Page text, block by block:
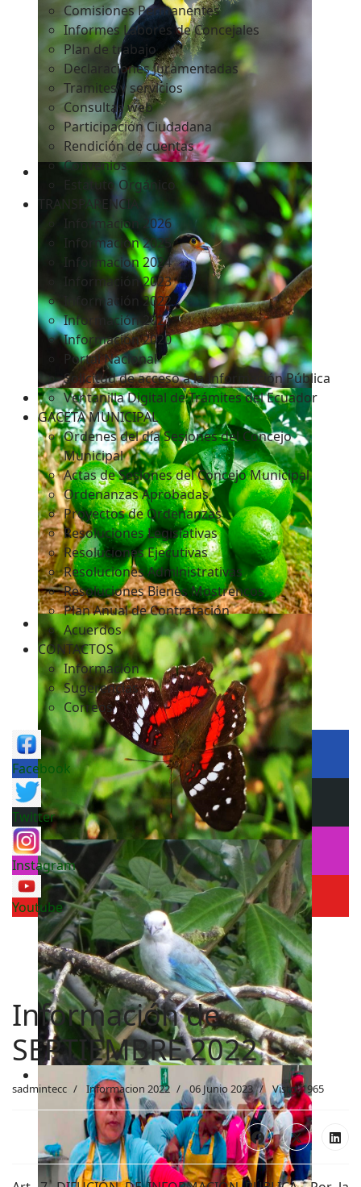
Comisiones Permanentes
Informes Labores de Concejales
Plan de trabajo
Declaraciones Juramentadas
Tramites y servicios
Consultas web
Participación Ciudadana
Rendición de cuentas
Convenios
Estatuto Orgánico
TRANSPARENCIA
Informacion 2026
Informacion 2025
Informacion 2024
Información 2023
Información 2022
Información 2021
Información 2020
Portal Nacional
Solicitud de acceso a la Información Pública
Ventanilla Digital de Trámites del Ecuador
GACETA MUNICIPAL
Ordenes del día Sesiones del Concejo
Municipal
Actas de Sesiones del Concejo Municipal
Ordenanzas Aprobadas
Proyectos de Ordenanzas
Resoluciones Legislativas
Resoluciones Ejecutivas
Resoluciones Administrativas
Resoluciones Bienes Mostrencos
Plan Anual de Contratación
Acuerdos
CONTACTOS
Información
Sugerencias
Correos
Facebook
Twitter
Instagram
Youtube
Información de
SEPTIEMBRE 2022
sadmintecc Informacion 2022 06 Junio 2023 Visto: 1965